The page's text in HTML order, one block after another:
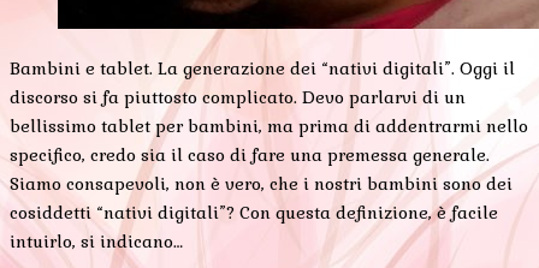
Bambini e tablet. La generazione dei “nativi digitali”. Oggi il
discorso si fa piuttosto complicato. Devo parlarvi di un
bellissimo tablet per bambini, ma prima di addentrarmi nello
specifico, credo sia il caso di fare una premessa generale.
Siamo consapevoli, non è vero, che i nostri bambini sono dei
cosiddetti “nativi digitali”? Con questa definizione, è facile
intuirlo, si indicano…